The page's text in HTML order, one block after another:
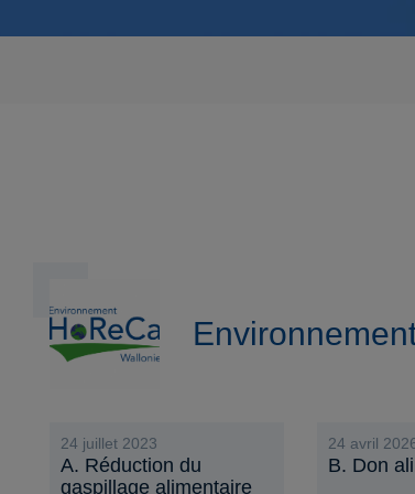
24 juillet 2023
A. Réduction du
gaspillage alimentaire
24 avril
B. Don